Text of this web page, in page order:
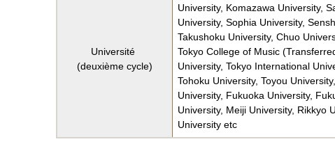
Université
(deuxième cycle)
University, Komazawa University,
University, Sophia University,
Takushoku University, Chuo
Tokyo College of Music
University, Tokyo International
Tohoku University, Toyou
University, Fukuoka University,
University, Meiji University, Rikkyo
University etc